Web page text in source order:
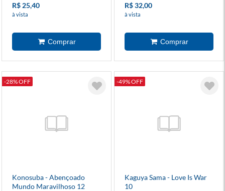
R$ 25,40
à vista
R$ 32,00
à vista
-28% OFF
Konosuba - Abençoado
Mundo Maravilhoso 12
-49% OFF
Kaguya Sama - Love Is War
10